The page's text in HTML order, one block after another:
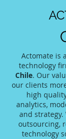
Actomate is
technology
Chile. Our
our clients
high
analytics,
and
outsourcing,
technology